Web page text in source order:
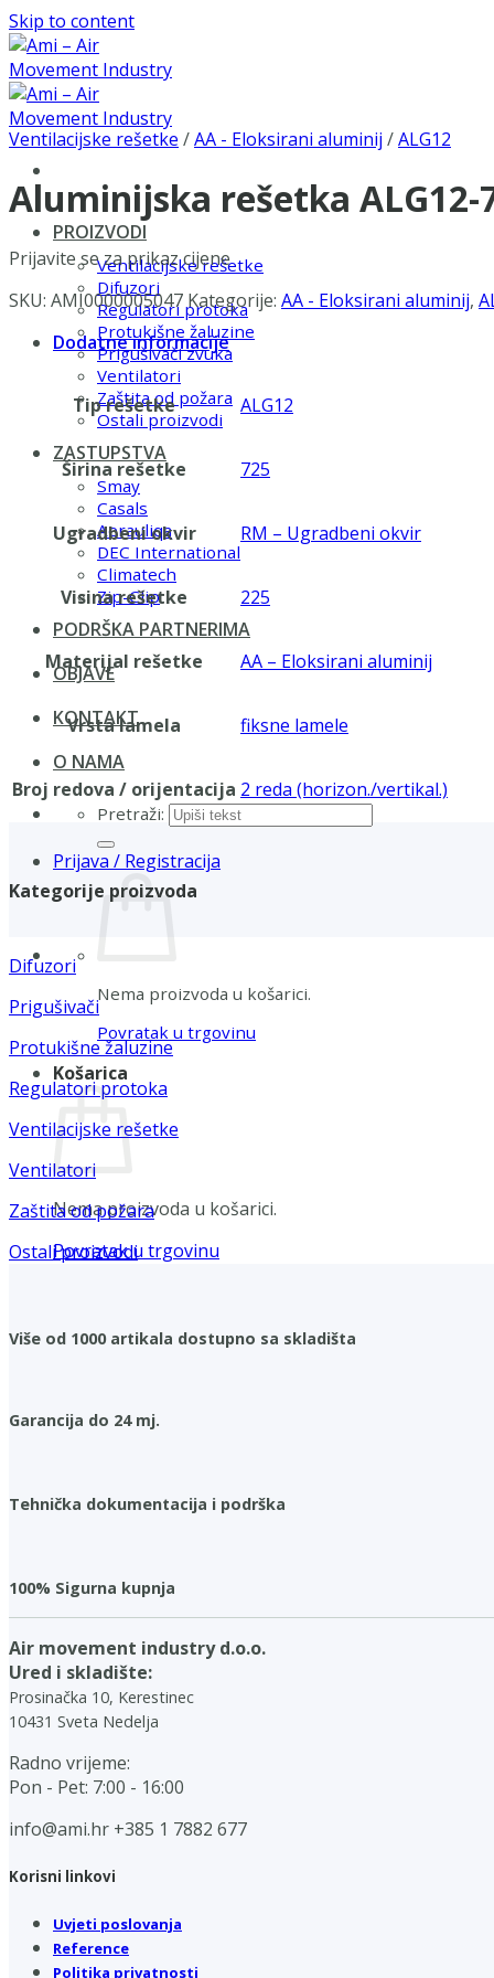
Skip to content
PROIZVODI
Ventilacijske rešetke
Difuzori
Regulatori protoka
Protukišne žaluzine
Prigušivači zvuka
Ventilatori
Zaštita od požara
Ostali proizvodi
ZASTUPSTVA
Smay
Casals
Aerauliqa
DEC International
Climatech
Zip-Clip
PODRŠKA PARTNERIMA
OBJAVE
KONTAKT
O NAMA
Pretraži:
Prijava / Registracija
Nema proizvoda u košarici.
Povratak u trgovinu
Košarica
Nema proizvoda u košarici.
Povratak u trgovinu
Ventilacijske rešetke /AA - Eloksirani aluminij /ALG12
Aluminijska rešetka ALG12-
Prijavite se za prikaz cijene
SKU: AMI0000005047 Kategorije: AA - Eloksirani aluminij,
Dodatne informacije
Tip rešetke ALG12
Širina rešetke 725
Ugradbeni okvir RM – Ugradbeni okvir
Visina rešetke 225
Materijal rešetke AA – Eloksirani aluminij
Vrsta lamela fiksne lamele
Broj redova / orijentacija 2 reda (horizon./vertikal.)
Kategorije proizvoda
Difuzori
Prigušivači
Protukišne žaluzine
Regulatori protoka
Ventilacijske rešetke
Ventilatori
Zaštita od požara
Ostali proizvodi
Više od 1000 artikala dostupno sa skladišta
Garancija do 24 mj.
Tehnička dokumentacija i podrška
100% Sigurna kupnja
Air movement industry d.o.o.
Ured i skladište:
Prosinačka 10, Kerestinec
10431 Sveta Nedelja
Radno vrijeme:
Pon - Pet: 7:00 - 16:00
info@ami.hr +385 1 7882 677
Korisni linkovi
Uvjeti poslovanja
Reference
Politika privatnosti